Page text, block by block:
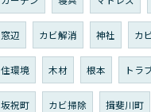
窓辺 カビ解消 神社 カ
住環境 木材 根本 トラ
坂祝町 カビ掃除 揖斐川町